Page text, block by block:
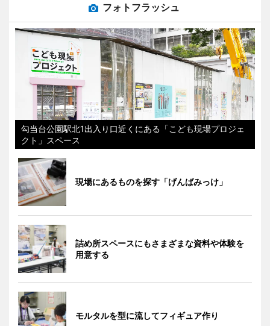
フォトフラッシュ
勾当台公園駅北1出入り口近くにある「こども現場プロジェ
クト」スペース
現場にあるものを探す「げんばみっけ」
詰め所スペースにもさまざまな資料や体験を
用意する
モルタルを型に流してフィギュア作り